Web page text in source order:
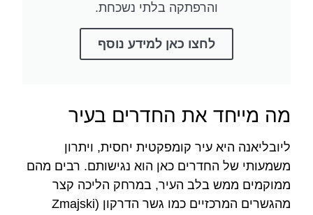
והרפתקה בלתי נשכחת.
לחצו כאן למידע נוסף
מה מייחד את החדרים בעיר
ליובליאנה היא עיר קומפקטית יחסית, ויתרון
משמעותי של החדרים כאן הוא נגישותם. רבים מהם
ממוקמים ממש בלב העיר, במרחק הליכה קצר
מהגשרים המרכזיים כמו גשר הדרקון (Zmajski